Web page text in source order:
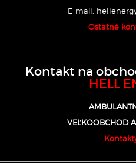
E-mail:
Ostatné
Kontakt na
HELL
VEĽKOOBCHOD